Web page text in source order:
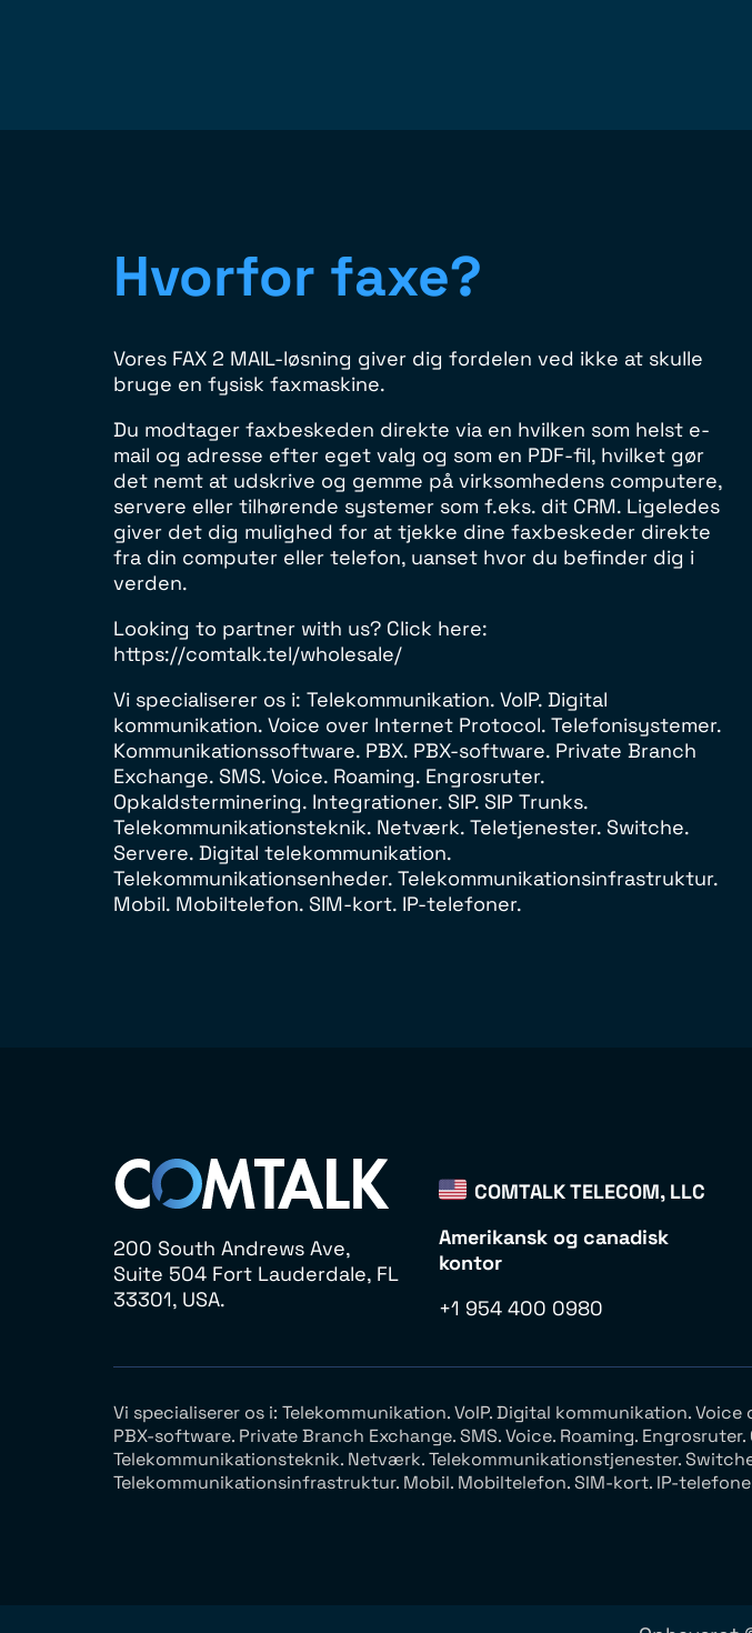
Hvorfor faxe?
Vores FAX 2 MAIL-løsning giver dig fordelen ved ikke at skulle
bruge en fysisk faxmaskine.
Du modtager faxbeskeden direkte via en hvilken som helst e-
mail og adresse efter eget valg og som en PDF-fil, hvilket gør
det nemt at udskrive og gemme på virksomhedens computere,
servere eller tilhørende systemer som f.eks. dit CRM. Ligeledes
giver det dig mulighed for at tjekke dine faxbeskeder direkte
fra din computer eller telefon, uanset hvor du befinder dig i
verden.
Looking to partner with us? Click here:
https://comtalk.tel/wholesale/
Vi specialiserer os i: Telekommunikation. VoIP. Digital
kommunikation. Voice over Internet Protocol. Telefonisystemer.
Kommunikationssoftware. PBX. PBX-software. Private Branch
Exchange. SMS. Voice. Roaming. Engrosruter.
Opkaldsterminering. Integrationer. SIP. SIP Trunks.
Telekommunikationsteknik. Netværk. Teletjenester. Switche.
Servere. Digital telekommunikation.
Telekommunikationsenheder. Telekommunikationsinfrastruktur.
Mobil. Mobiltelefon. SIM-kort. IP-telefoner.
200 South Andrews Ave,
Suite 504 Fort Lauderdale, FL
33301, USA.
COMTALK TELECOM, LLC
Amerikansk og canadisk
kontor
+1 954 400 0980
Vi specialiserer os i: Telekommunikation. VoIP. Digital kommunikation.
PBX-software. Private Branch Exchange. SMS. Voice. Roaming.
Telekommunikationsteknik. Netværk. Telekommunikationstjenester.
Telekommunikationsinfrastruktur. Mobil. Mobiltelefon. SIM-kort. IP-